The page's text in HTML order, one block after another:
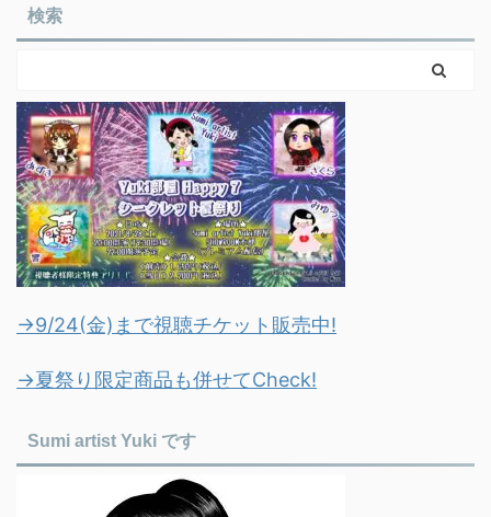
検索
→9/24(金)まで視聴チケット販売中!
→夏祭り限定商品も併せてCheck!
Sumi artist Yuki です